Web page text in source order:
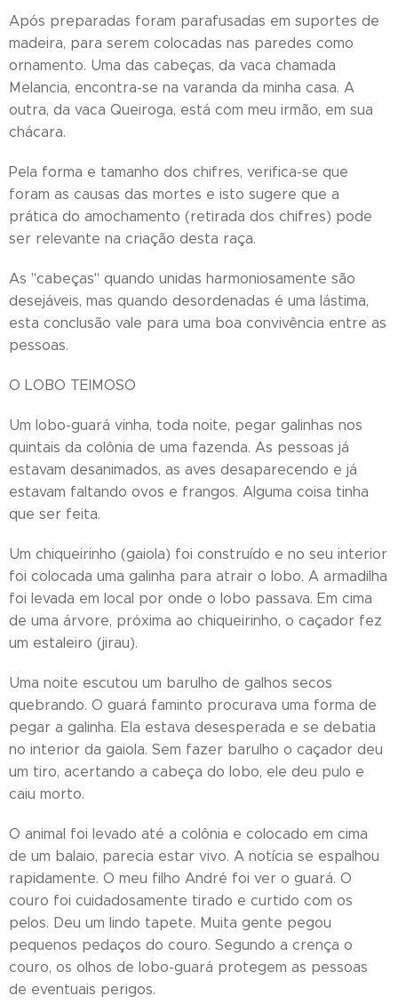
Após preparadas foram parafusadas em suportes de
madeira, para serem colocadas nas paredes como
ornamento. Uma das cabeças, da vaca chamada
Melancia, encontra-se na varanda da minha casa. A
outra, da vaca Queiroga, está com meu irmão, em sua
chácara.
Pela forma e tamanho dos chifres, verifica-se que
foram as causas das mortes e isto sugere que a
prática do amochamento (retirada dos chifres) pode
ser relevante na criação desta raça.
As "cabeças" quando unidas harmoniosamente são
desejáveis, mas quando desordenadas é uma lástima,
esta conclusão vale para uma boa convivência entre as
pessoas.
O LOBO TEIMOSO
Um lobo-guará vinha, toda noite, pegar galinhas nos
quintais da colônia de uma fazenda. As pessoas já
estavam desanimados, as aves desaparecendo e já
estavam faltando ovos e frangos. Alguma coisa tinha
que ser feita.
Um chiqueirinho (gaiola) foi construído e no seu interior
foi colocada uma galinha para atrair o lobo. A armadilha
foi levada em local por onde o lobo passava. Em cima
de uma árvore, próxima ao chiqueirinho, o caçador fez
um estaleiro (jirau).
Uma noite escutou um barulho de galhos secos
quebrando. O guará faminto procurava uma forma de
pegar a galinha. Ela estava desesperada e se debatia
no interior da gaiola. Sem fazer barulho o caçador deu
um tiro, acertando a cabeça do lobo, ele deu pulo e
caiu morto.
O animal foi levado até a colônia e colocado em cima
de um balaio, parecia estar vivo. A notícia se espalhou
rapidamente. O meu filho André foi ver o guará. O
couro foi cuidadosamente tirado e curtido com os
pelos. Deu um lindo tapete. Muita gente pegou
pequenos pedaços do couro. Segundo a crença o
couro, os olhos de lobo-guará protegem as pessoas
de eventuais perigos.